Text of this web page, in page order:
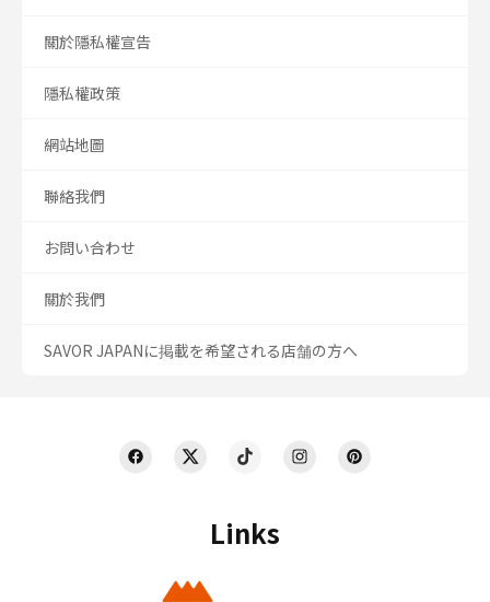
Links
關於隱私權宣告
隱私權政策
網站地圖
聯絡我們
お問い合わせ
關於我們
SAVOR JAPANに掲載を希望される店舗の方へ